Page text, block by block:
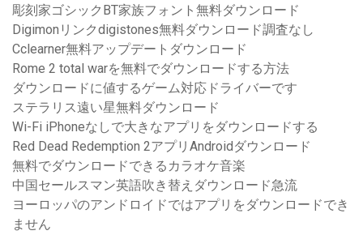
彫刻家ゴシックBT家族フォント無料ダウンロード
Digimonリンクdigistones無料ダウンロード調査なし
Cclearner無料アップデートダウンロード
Rome 2 total warを無料でダウンロードする方法
ダウンロードに値するゲーム対応ドライバーです
ステラリス遠い星無料ダウンロード
Wi-Fi iPhoneなしで大きなアプリをダウンロードする
Red Dead Redemption 2アプリAndroidダウンロード
無料でダウンロードできるカラオケ音楽
中国セールスマン英語吹き替えダウンロード急流
ヨーロッパのアンドロイドではアプリをダウンロードでき
ません